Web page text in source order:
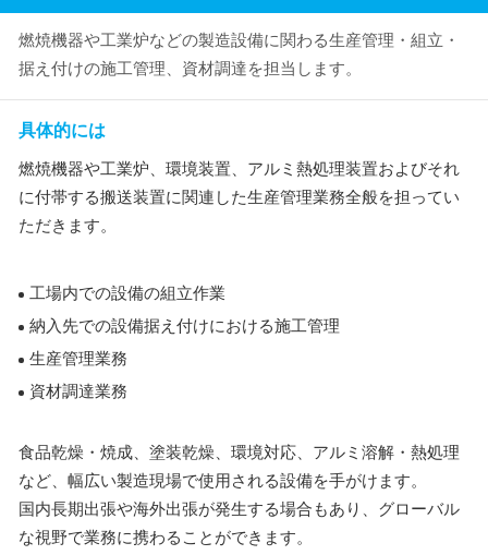
燃焼機器や工業炉などの製造設備に関わる生産管理・組立・
据え付けの施工管理、資材調達を担当します。
具体的には
燃焼機器や工業炉、環境装置、アルミ熱処理装置およびそれ
に付帯する搬送装置に関連した生産管理業務全般を担ってい
ただきます。
工場内での設備の組立作業
納入先での設備据え付けにおける施工管理
生産管理業務
資材調達業務
食品乾燥・焼成、塗装乾燥、環境対応、アルミ溶解・熱処理
など、幅広い製造現場で使用される設備を手がけます。
国内長期出張や海外出張が発生する場合もあり、グローバル
な視野で業務に携わることができます。